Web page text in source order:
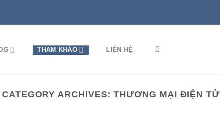
THAM KHẢO LIÊN HỆ
CATEGORY ARCHIVES:THƯƠNG MẠI ĐIỆN TỬ